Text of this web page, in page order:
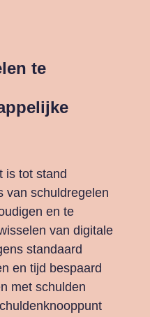
te
is tot stand
van schuldregelen
en te
van digitale
standaard
en tijd bespaard
met schulden